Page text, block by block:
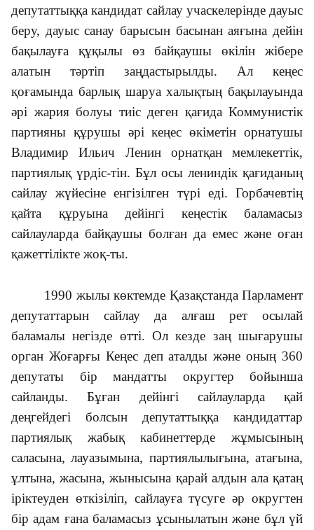
депутаттыққа кандидат сайлау учаскелерінде дауыс
беру, дауыс санау барысын басынан аяғына дейін
бақылауға құқылы өз байқаушы өкілін жібере
алатын тәртіп заңдастырылды. Ал кеңес
қоғамында барлық шаруа халықтың бақылауында
әрі жария болуы тиіс деген қағида Коммунистік
партияны құрушы әрі кеңес өкіметін орнатушы
Владимир Ильич Ленин орнатқан мемлекеттік,
партиялық үрдіс-тін. Бұл осы лениндік қағиданың
сайлау жүйесіне енгізілген түрі еді. Горбачевтің
қайта құруына дейінгі кеңестік баламасыз
сайлауларда байқаушы болған да емес және оған
қажеттілікте жоқ-ты.
1990 жылы көктемде Қазақстанда Парламент
депутаттарын сайлау да алғаш рет осылай
баламалы негізде өтті. Ол кезде заң шығарушы
орган Жоғарғы Кеңес деп аталды және оның 360
депутаты бір мандатты округтер бойынша
сайланды. Бұған дейінгі сайлауларда қай
деңгейдегі болсын депутаттыққа кандидаттар
партиялық жабық кабинеттерде жұмысының
саласына, лауазымына, партиялылығына, атағына,
ұлтына, жасына, жынысына қарай алдын ала қатаң
іріктеуден өткізіліп, сайлауға түсуге әр округтен
бір адам ғана баламасыз ұсынылатын және бұл үй